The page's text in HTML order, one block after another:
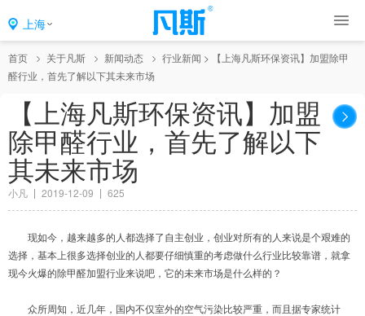
上海
首页 关于凡斯 新闻动态 行业新闻 >
【上海凡斯环保资讯】加盟除甲
醛行业，首先了解以下其未来市场
【上海凡斯环保资讯】加盟
除甲醛行业，首先了解以下
其未来市场
小凡 2019-12-09 625
现如今，越来越多的人都选择了自主创业，创业对所有的人来说是个艰难的
选择，基本上很多选择创业的人都要仔细慎重的考虑做什么行业比较靠谱，就拿
现今火爆的除甲醛加盟行业来说吧，它的未来市场是什么样的？
众所周知，近几年，国内不仅室外的空气污染比较严重，而且据专家统计